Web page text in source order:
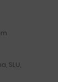
SLU,